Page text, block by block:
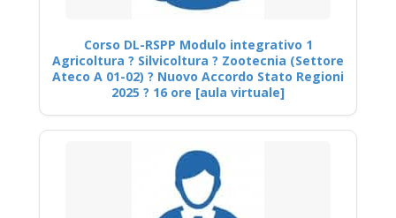
Corso DL-RSPP Modulo integrativo 1
Agricoltura ? Silvicoltura ? Zootecnia (Settore
Ateco A 01-02) ? Nuovo Accordo Stato Regioni
2025 ? 16 ore [aula virtuale]